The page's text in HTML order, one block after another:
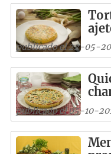
publicado el 22-05-
publicado el 05-10-